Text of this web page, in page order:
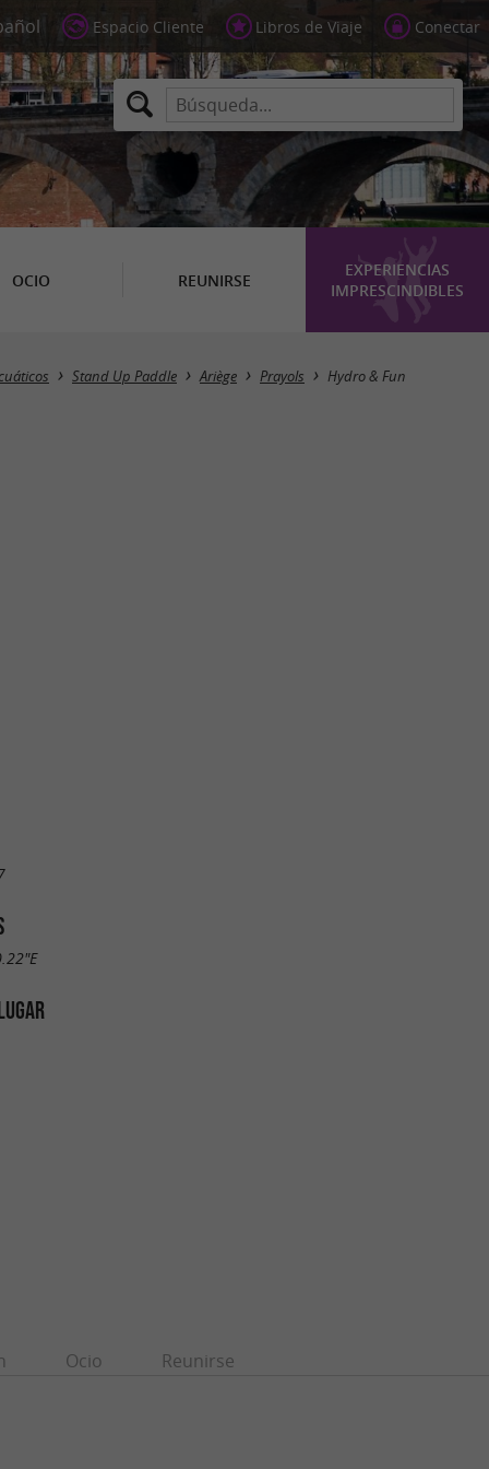
Espacio Cliente Libros de Viaje Conectar
OCIO REUNIRSE
EXPERIENCIAS
IMPRESCINDIBLES
Stand Up Paddle Ariège Prayols Hydro & Fun
Ocio Reunirse